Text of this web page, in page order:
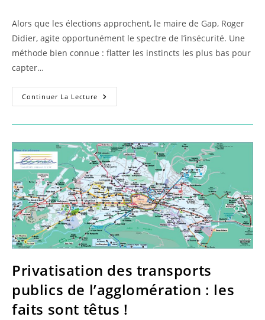
Alors que les élections approchent, le maire de Gap, Roger
Didier, agite opportunément le spectre de l’insécurité. Une
méthode bien connue : flatter les instincts les plus bas pour
capter…
Continuer La Lecture Sentiment
D’insécurité
Pauvres”
Privatisation des transports
publics de l’agglomération : les
faits sont têtus !